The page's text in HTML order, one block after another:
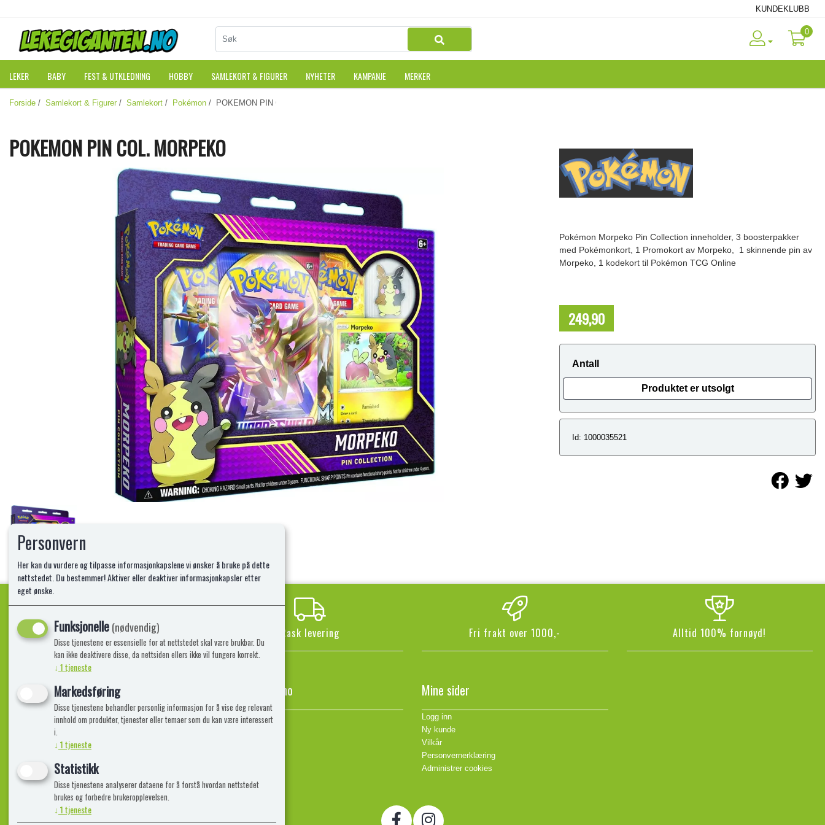
KUNDEKLUBB
0
LEKER BABY FEST & UTKLEDNING HOBBY SAMLEKORT & FIGURER NYHETER KAMPANJE MERKER
Forside / Samlekort & Figurer / Samlekort / Pokémon / POKEMON PIN COL. MORPEKO
POKEMON PIN COL. MORPEKO
Pokémon Morpeko Pin Collection inneholder, 3 boosterpakker
med Pokémonkort, 1 Promokort av Morpeko, 1 skinnende pin av
Morpeko, 1 kodekort til Pokémon TCG Online
249,90
Antall
Produktet er utsolgt
Id: 1000035521
Kvalitetsprodukter! Rask levering Fri frakt over 1000,- Alltid 100% fornøyd!
Informasjon
Frakt, Retur og Reklamasjon
Lekegiganten.no
Kontakt oss
Mine sider
Logg inn
Ny kunde
Vilkår
Personvernerklæring
Administrer cookies
Personvern
Her kan du vurdere og tilpasse informasjonkapslene vi ønsker å bruke på dette
nettstedet. Du bestemmer! Aktiver eller deaktiver informasjonkapsler etter
eget ønske.
Funksjonelle(nødvendig)
Disse tjenestene er essensielle for at nettstedet skal være brukbar. Du
kan ikke deaktivere disse, da nettsiden ellers ikke vil fungere korrekt.
↓ 1tjeneste
Markedsføring
Disse tjenestene behandler personlig informasjon for å vise deg relevant
innhold om produkter, tjenester eller temaer som du kan være interessert
i.
↓ 1tjeneste
Statistikk
Disse tjenestene analyserer dataene for å forstå hvordan nettstedet
brukes og forbedre brukeropplevelsen.
↓ 1tjeneste